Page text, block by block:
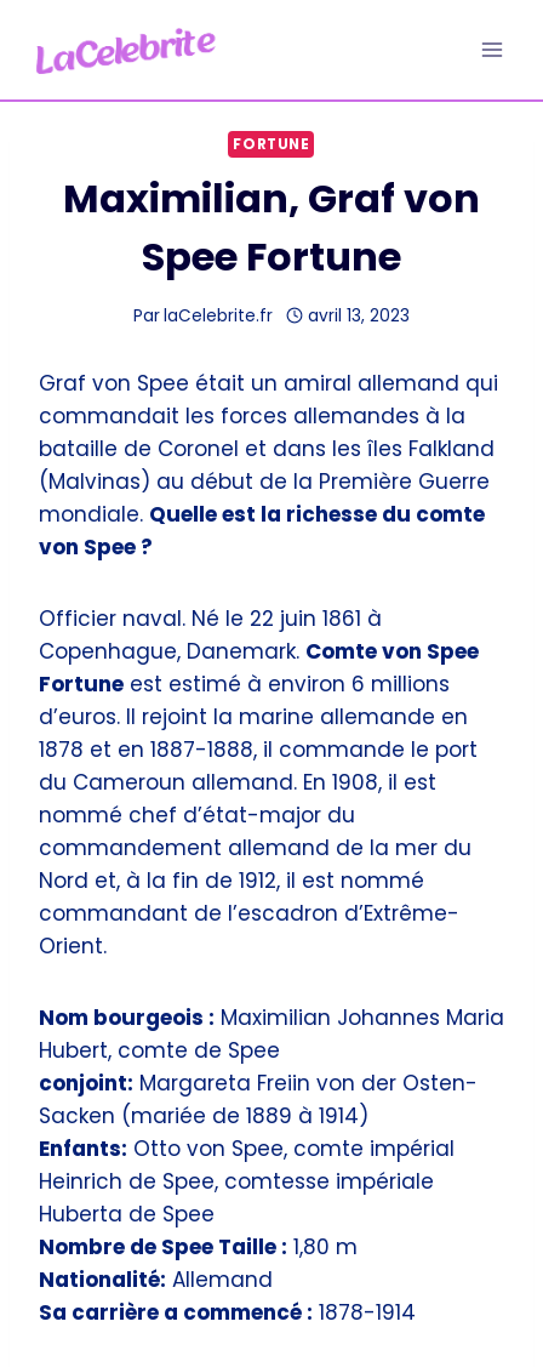
contenu
FORTUNE
Maximilian, Graf von
Spee Fortune
ParlaCelebrite.fr avril 13, 2023
Graf von Spee était un amiral allemand qui
commandait les forces allemandes à la
bataille de Coronel et dans les îles Falkland
(Malvinas) au début de la Première Guerre
mondiale. Quelle est la richesse du comte
von Spee ?
Officier naval. Né le 22 juin 1861 à
Copenhague, Danemark. Comte von Spee
Fortune est estimé à environ 6 millions
d’euros. Il rejoint la marine allemande en
1878 et en 1887-1888, il commande le port
du Cameroun allemand. En 1908, il est
nommé chef d’état-major du
commandement allemand de la mer du
Nord et, à la fin de 1912, il est nommé
commandant de l’escadron d’Extrême-
Orient.
Nom bourgeois : Maximilian Johannes Maria
Hubert, comte de Spee
conjoint: Margareta Freiin von der Osten-
Sacken (mariée de 1889 à 1914)
Enfants: Otto von Spee, comte impérial
Heinrich de Spee, comtesse impériale
Huberta de Spee
Nombre de Spee Taille : 1,80 m
Nationalité: Allemand
Sa carrière a commencé : 1878-1914